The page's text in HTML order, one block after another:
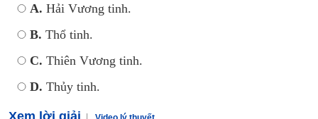
A. Hải Vương tinh.
B. Thổ tinh.
C. Thiên Vương tinh.
D. Thủy tinh.
Xem lời giải